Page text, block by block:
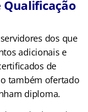
Qualificação
dos que
adicionais e
de
também ofertado
diploma.